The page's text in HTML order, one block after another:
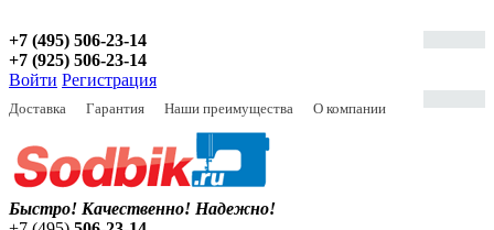
+7 (495) 506-23-14
+7 (925) 506-23-14
Войти Регистрация
Доставка Гарантия Наши преимущества О компании
Быстро! Качественно! Надежно!